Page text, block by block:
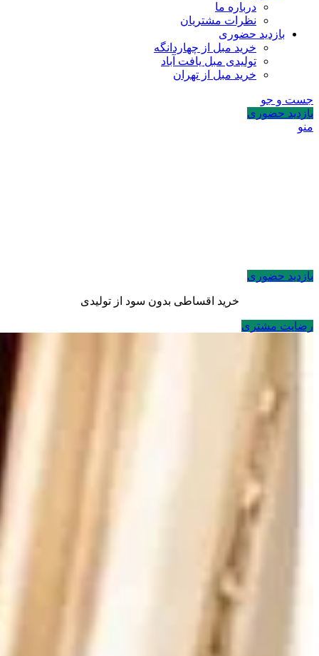
درباره ما
نظرات مشتریان
بازدید حضوری
خرید مبل از چهاردانگه
تولیدی مبل یافت آباد
خرید مبل از تهران
جست و جو
بازدید حضوری
منو
بازدید حضوری
خرید اقساطی بدون سود از تولیدی
رضایت مشتری